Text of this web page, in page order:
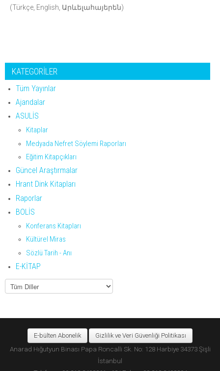
(Türkçe, English, Արևելահայերեն)
KATEGORİLER
Tüm Yayınlar
Ajandalar
ASULİS
Kitaplar
Medyada Nefret Söylemi Raporları
Eğitim Kitapçıkları
Güncel Araştırmalar
Hrant Dink Kitapları
Raporlar
BOLİS
Konferans Kitapları
Kültürel Miras
Sözlü Tarih - Anı
E-KİTAP
E-bülten Abonelik Gizlilik ve Veri Güvenliği Politikası
Anarad Hığutyun Binası Papa Roncalli Sk. No: 128 Harbiye 34373 Şişli
İstanbul